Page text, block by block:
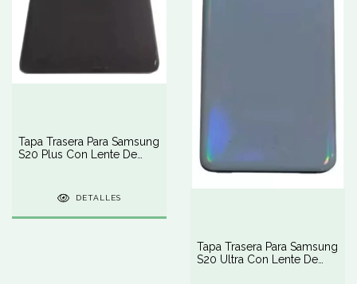
Tapa Trasera Para Samsung
S20 Plus Con Lente De
DETALLES
Tapa Trasera Para Samsung
S20 Ultra Con Lente De